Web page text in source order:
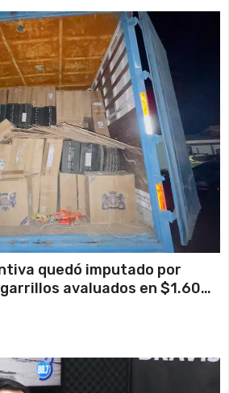
quedó imputado por
avaluados en $1.600